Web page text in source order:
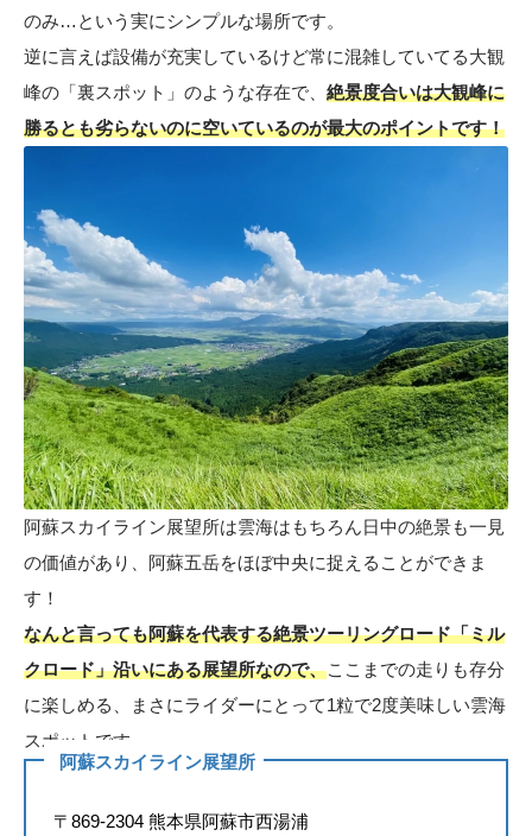
のみ…という実にシンプルな場所です。
逆に言えば設備が充実しているけど常に混雑していてる大観
峰の「裏スポット」のような存在で、 絶景度合いは大観峰に
勝るとも劣らないのに空いているのが最大のポイントです！
阿蘇スカイライン展望所は雲海はもちろん日中の絶景も一見
の価値があり、阿蘇五岳をほぼ中央に捉えることができま
す！
なんと言っても阿蘇を代表する絶景ツーリングロード「ミル
クロード」沿いにある展望所なので、ここまでの走りも存分
に楽しめる、まさにライダーにとって1粒で2度美味しい雲海
スポットです。
阿蘇スカイライン展望所
〒869-2304 熊本県阿蘇市西湯浦